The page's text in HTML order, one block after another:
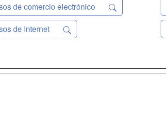
de comercio electrónico
de Internet